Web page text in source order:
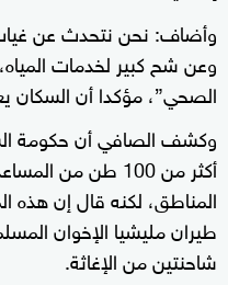
وأضاف: نحن نتحدث عن
وعن شح كبير لخدمات
الصحي”، مؤكدا أن السكان
وكشف الصافي أن حكومة
أكثر من 100 طن
المناطق، لكنه قال إن
طيران مليشيا الإخوان
شاحنتين من الإغاثة.